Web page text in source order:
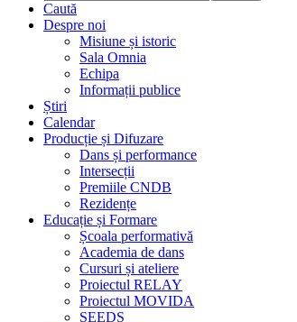
Caută
Despre noi
Misiune și istoric
Sala Omnia
Echipa
Informații publice
Știri
Calendar
Producție și Difuzare
Dans și performance
Intersecții
Premiile CNDB
Rezidențe
Educație și Formare
Școala performativă
Academia de dans
Cursuri și ateliere
Proiectul RELAY
Proiectul MOVIDA
SEEDS